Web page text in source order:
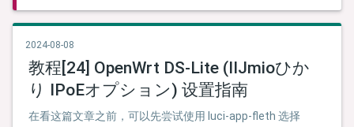
2024-08-08
教程[24] OpenWrt DS-Lite (IIJmioひか
り IPoEオプション) 设置指南
在看这篇文章之前，可以先尝试使用 luci-app-fleth 选择